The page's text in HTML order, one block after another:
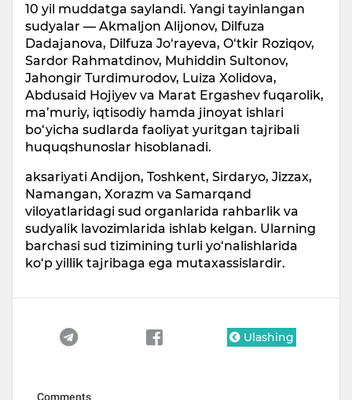
10 yil muddatga saylandi. Yangi tayinlangan
sudyalar — Akmaljon Alijonov, Dilfuza
Dadajanova, Dilfuza Jo‘rayeva, O‘tkir Roziqov,
Sardor Rahmatdinov, Muhiddin Sultonov,
Jahongir Turdimurodov, Luiza Xolidova,
Abdusaid Hojiyev va Marat Ergashev fuqarolik,
ma’muriy, iqtisodiy hamda jinoyat ishlari
bo‘yicha sudlarda faoliyat yuritgan tajribali
huquqshunoslar hisoblanadi.
aksariyati Andijon, Toshkent, Sirdaryo, Jizzax,
Namangan, Xorazm va Samarqand
viloyatlaridagi sud organlarida rahbarlik va
sudyalik lavozimlarida ishlab kelgan. Ularning
barchasi sud tizimining turli yo‘nalishlarida
ko‘p yillik tajribaga ega mutaxassislardir.
Ulashing